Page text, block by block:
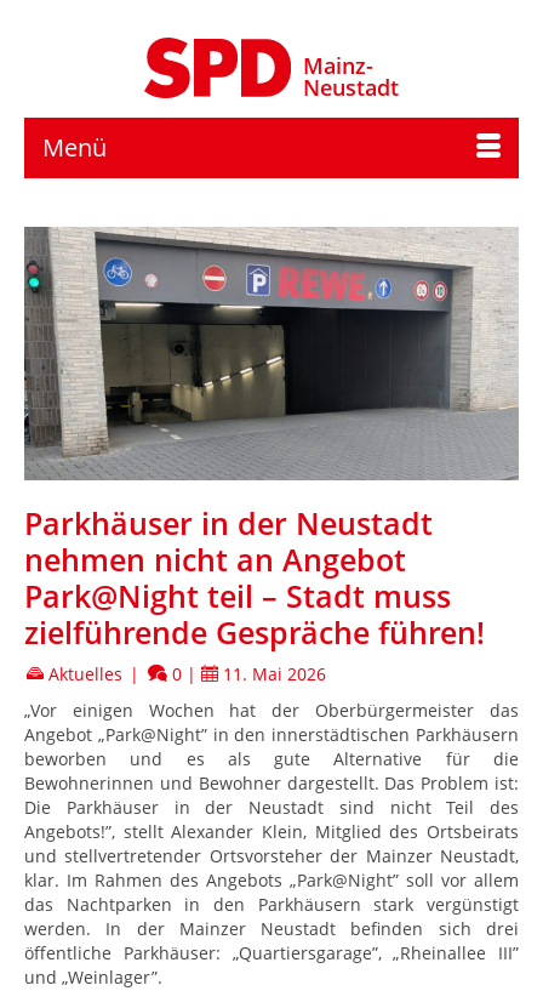
Mainz-
Neustadt
Menü
Parkhäuser in der Neustadt
nehmen nicht an Angebot
Park@Night teil – Stadt muss
zielführende Gespräche führen!
Aktuelles | 0 |
11. Mai 2026
„Vor einigen Wochen hat der Oberbürgermeister das
Angebot „Park@Night” in den innerstädtischen Parkhäusern
beworben und es als gute Alternative für die
Bewohnerinnen und Bewohner dargestellt. Das Problem ist:
Die Parkhäuser in der Neustadt sind nicht Teil des
Angebots!”, stellt Alexander Klein, Mitglied des Ortsbeirats
und stellvertretender Ortsvorsteher der Mainzer Neustadt,
klar. Im Rahmen des Angebots „Park@Night” soll vor allem
das Nachtparken in den Parkhäusern stark vergünstigt
werden. In der Mainzer Neustadt befinden sich drei
öffentliche Parkhäuser: „Quartiersgarage”, „Rheinallee III”
und „Weinlager”.